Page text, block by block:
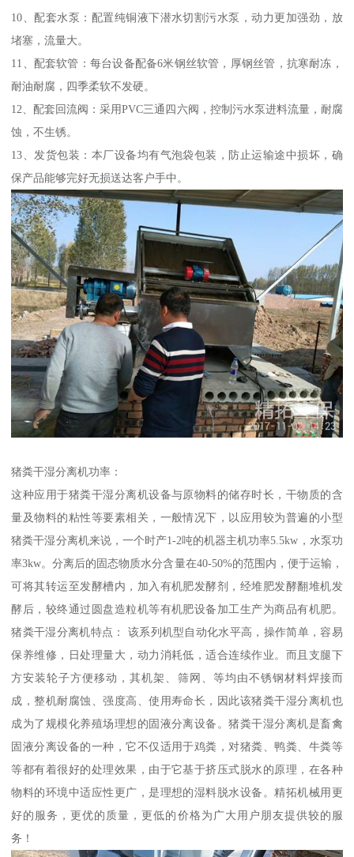
10、配套水泵：配置纯铜液下潜水切割污水泵，动力更加强劲，放
堵塞，流量大。
11、配套软管：每台设备配备6米钢丝软管，厚钢丝管，抗寒耐冻，
耐油耐腐，四季柔软不发硬。
12、配套回流阀：采用PVC三通四六阀，控制污水泵进料流量，耐腐
蚀，不生锈。
13、发货包装：本厂设备均有气泡袋包装，防止运输途中损坏，确
保产品能够完好无损送达客户手中。
猪粪干湿分离机功率：
这种应用于猪粪干湿分离机设备与原物料的储存时长，干物质的含
量及物料的粘性等要素相关，一般情况下，以应用较为普遍的小型
猪粪干湿分离机来说，一个时产1-2吨的机器主机功率5.5kw，水泵功
率3kw。分离后的固态物质水分含量在40-50%的范围内，便于运输，
可将其转运至发酵槽内，加入有机肥发酵剂，经堆肥发酵翻堆机发
酵后，较终通过圆盘造粒机等有机肥设备加工生产为商品有机肥。
猪粪干湿分离机特点： 该系列机型自动化水平高，操作简单，容易
保养维修，日处理量大，动力消耗低，适合连续作业。而且支腿下
方安装轮子方便移动，其机架、筛网、等均由不锈钢材料焊接而
成，整机耐腐蚀、强度高、使用寿命长，因此该猪粪干湿分离机也
成为了规模化养殖场理想的固液分离设备。猪粪干湿分离机是畜禽
固液分离设备的一种，它不仅适用于鸡粪，对猪粪、鸭粪、牛粪等
等都有着很好的处理效果，由于它基于挤压式脱水的原理，在各种
物料的环境中适应性更广，是理想的湿料脱水设备。精拓机械用更
好的服务，更优的质量，更低的价格为广大用户朋友提供较的服
务！